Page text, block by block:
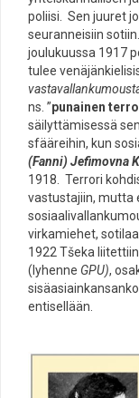
poliisi. Sen juuret
seuranneisiin
joulukuussa 1917
tulee
ns. ”punainen
säilyttämisessä
sfääreihin, kun
(Fanni) Jefimovna
1918. Terrori
vastustajiin, mutta
virkamiehet,
1922 Tšeka
(lyhenne GPU),
entisellään.